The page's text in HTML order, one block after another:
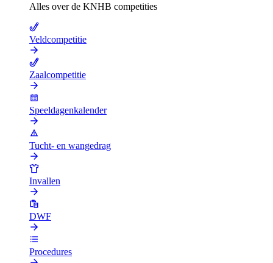
Alles over de KNHB competities
Veldcompetitie
Zaalcompetitie
Speeldagenkalender
Tucht- en wangedrag
Invallen
DWF
Procedures